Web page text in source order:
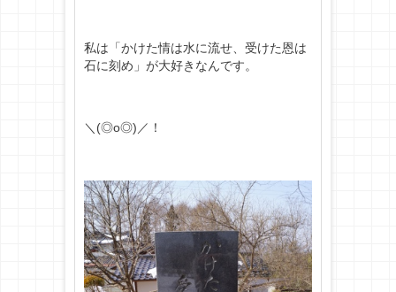
私は「かけた情は水に流せ、受けた恩は
石に刻め」が大好きなんです。
＼(◎o◎)／！